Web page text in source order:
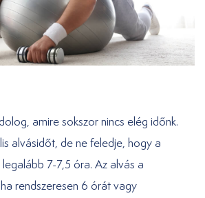
amire sokszor nincs elég időnk.
alvásidőt, de ne feledje, hogy a
7-7,5 óra. Az alvás a
rendszeresen 6 órát vagy